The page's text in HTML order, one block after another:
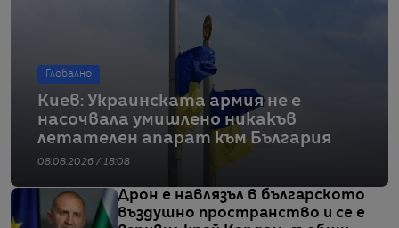
Глобално
Киев: Украинската армия не е
насочвала умишлено никакъв
летателен апарат към България
08.08.2026 / 18:08
Дрон е навлязъл в българското
въздушно пространство и се е